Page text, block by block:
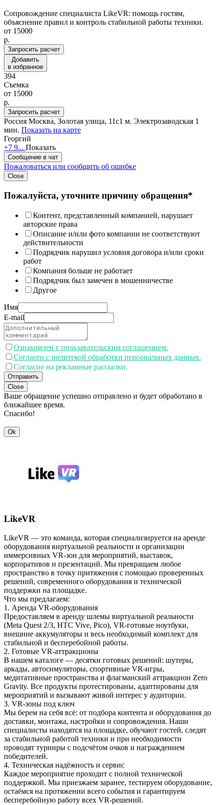
Сопровождение специалиста LikeVR: помощь гостям,
объяснение правил и контроль стабильной работы техники.
от 15000
p.
Запросить расчет
Добавить
в избранное
394
Съемка
от 15000
p.
Запросить расчет
Россия Москва, Золотая улица, 11с1 м. Электрозаводская 1
мин. Показать на карте
Георгий
+7 9... Показать
Сообщение в чат
Пожаловаться или сообщить об ошибке
Close
Пожалуйста, уточните причину обращения*
Контент, представленный компанией, нарушает
авторские права
Описание и/или фото компании не соответствуют
действительности
Подрядчик нарушил условия договора и/или сроки
работ
Компания больше не работает
Подрядчик был замечен в мошенничестве
Другое
Имя
E-mail
Ознакомлен с пользавательским соглашением.
Согласен с политекой обработки персональных данных.
Согласие на рекламные рассылки.
Отправить
Close
Ваше обращение успешно отправлено и будет обработано в
ближайшее время.
Спасибо!
Ok
LikeVR
LikeVR — это команда, которая специализируется на аренде
оборудования виртуальной реальности и организации
иммерсивных VR‑зон для мероприятий, выставок,
корпоративов и презентаций. Мы превращаем любое
пространство в точку притяжения с помощью проверенных
решений, современного оборудования и технической
поддержки на площадке.
Что мы предлагаем:
1. Аренда VR‑оборудования
Предоставляем в аренду шлемы виртуальной реальности
(Meta Quest 2/3, HTC Vive, Pico), VR‑готовые ноутбуки,
внешние аккумуляторы и весь необходимый комплект для
стабильной и бесперебойной работы.
2. Готовые VR‑аттракционы
В нашем каталоге — десятки готовых решений: шутеры,
аркады, автосимуляторы, спортивные VR‑игры,
медитативные пространства и флагманский аттракцион Zero
Gravity. Все продукты протестированы, адаптированы для
мероприятий и вызывают живой интерес у аудитории.
3. VR‑зоны под ключ
Мы берем на себя всё: от подбора контента и оборудования до
доставки, монтажа, настройки и сопровождения. Наши
специалисты находятся на площадке, обучают гостей, следят
за стабильной работой техники и при необходимости
проводят турниры с подсчётом очков и награждением
победителей.
4. Техническая надёжность и сервис
Каждое мероприятие проходит с полной технической
поддержкой. Мы приезжаем заранее, тестируем оборудование,
остаёмся на протяжении всего события и гарантируем
бесперебойную работу всех VR‑решений.